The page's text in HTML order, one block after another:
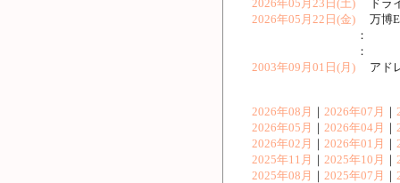
2026年05月23日(土)ドライ
2026年05月22日(金)万博EV
：
：
2003年09月01日(月)アドレ
2026年08月 ｜ 2026年07月 ｜
2026年05月
｜ 2026年04月 ｜
2026年02月
｜ 2026年01月 ｜
2025年11月
｜ 2025年10月 ｜
2025年08月
｜ 2025年07月 ｜